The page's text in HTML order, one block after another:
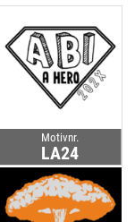
Motivnr.
LA24